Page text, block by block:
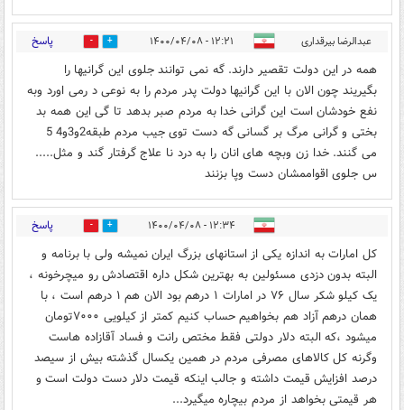
عبدالرضا بیرقداری ۱۲:۲۱ - ۱۴۰۰/۰۴/۰۸ 0 پاسخ
همه در این دولت تقصیر دارند. گه نمی توانند جلوی این گرانیها را
بگیریند چون الان با این گرانیها دولت پدر مردم را به نوعی د رمی اورد وبه
نفع خودشان است این گرانی خدا به مردم صبر بدهد تا گی این همه بد
بختی و گرانی مرگ بر گسانی گه دست توی جیب مردم طبقه2و3و4 5
می گنند. خدا زن وبچه های انان را به درد نا علاج گرفتار گند و مثل.....
س جلوی اقواممشان دست وپا بزنند
۱۲:۳۴ - ۱۴۰۰/۰۴/۰۸ 1 پاسخ
کل امارات به اندازه یکی از استانهای بزرگ ایران نمیشه ولی با برنامه و
البته بدون دزدی مسئولین به بهترین شکل داره اقتصادش رو میچرخونه ،
یک کیلو شکر سال ۷۶ در امارات ۱ درهم بود الان هم ۱ درهم است ، با
همان درهم آزاد هم بخواهیم حساب کنیم کمتر از کیلویی ۷۰۰۰تومان
میشود ،که البته دلار دولتی فقط مختص رانت و فساد آقازاده هاست
وگرنه کل کالاهای مصرفی مردم در همین یکسال گذشته بیش از سیصد
درصد افزایش قیمت داشته و جالب اینکه قیمت دلار دست دولت است و
هر قیمتی بخواهد از مردم بیچاره میگیرد...